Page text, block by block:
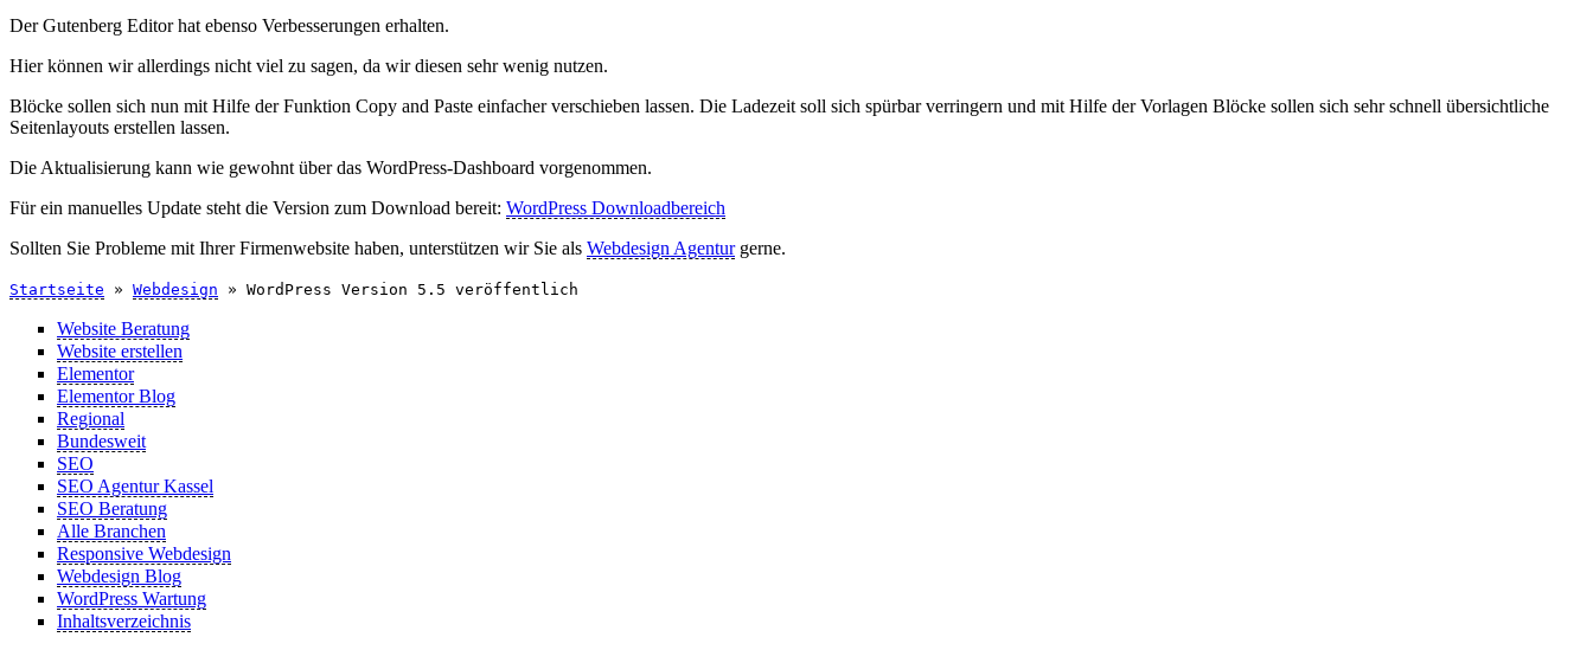
Der Gutenberg Editor hat ebenso Verbesserungen erhalten.
Hier können wir allerdings nicht viel zu sagen, da wir diesen sehr wenig nutzen.
Blöcke sollen sich nun mit Hilfe der Funktion Copy and Paste einfacher verschieben lassen. Die Ladezeit soll sich spürbar verringern und mit Hilfe der Vorlagen Blöcke sollen sich sehr schnell übersichtliche
Seitenlayouts erstellen lassen.
Die Aktualisierung kann wie gewohnt über das WordPress-Dashboard vorgenommen.
Für ein manuelles Update steht die Version zum Download bereit: WordPress Downloadbereich
Sollten Sie Probleme mit Ihrer Firmenwebsite haben, unterstützen wir Sie als Webdesign Agenturgerne.
Startseite » Webdesign » WordPress Version 5.5 veröffentlich
Website Beratung
Website erstellen
Elementor
Elementor Blog
Regional
Bundesweit
SEO
SEO Agentur Kassel
SEO Beratung
Alle Branchen
Responsive Webdesign
Webdesign Blog
WordPress Wartung
Inhaltsverzeichnis